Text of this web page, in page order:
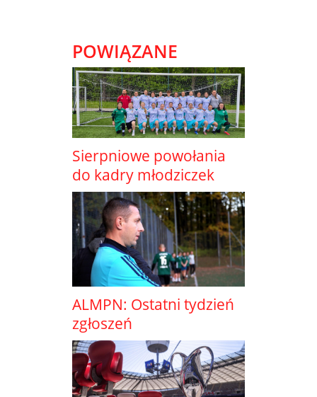
POWIĄZANE
Sierpniowe powołania
do kadry młodziczek
ALMPN: Ostatni tydzień
zgłoszeń